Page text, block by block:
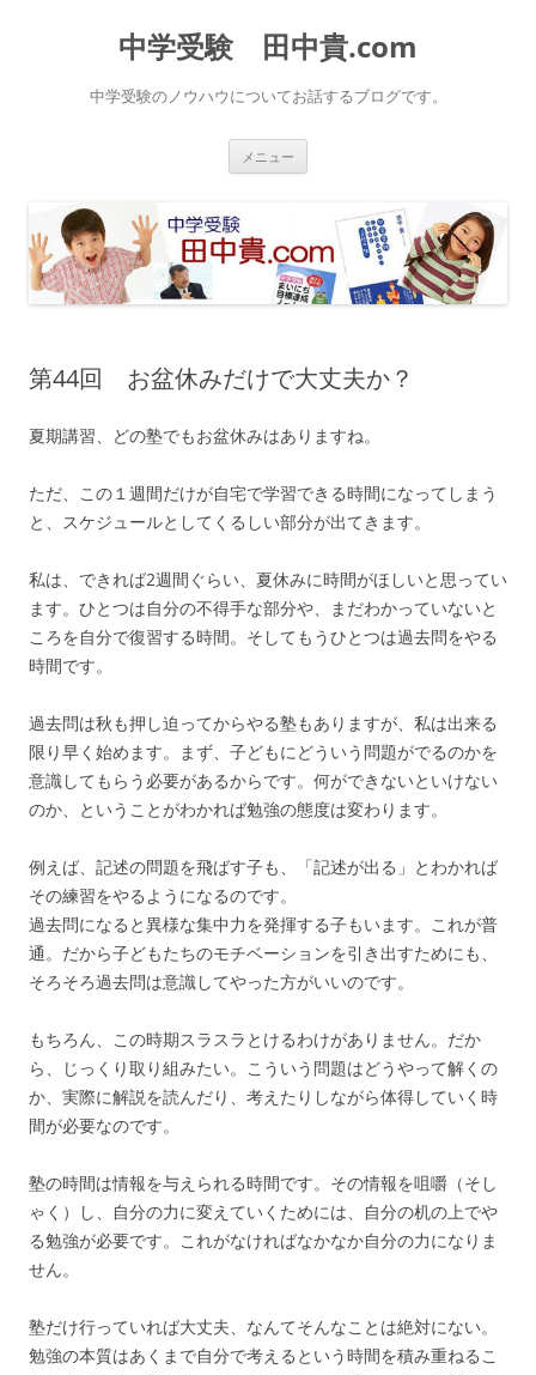
中学受験 田中貴.com
中学受験のノウハウについてお話するブログです。
メニュー
ス
キ
ッ
プ
第44回 お盆休みだけで大丈夫か？
夏期講習、どの塾でもお盆休みはありますね。
ただ、この１週間だけが自宅で学習できる時間になってしまう
と、スケジュールとしてくるしい部分が出てきます。
私は、できれば2週間ぐらい、夏休みに時間がほしいと思ってい
ます。ひとつは自分の不得手な部分や、まだわかっていないと
ころを自分で復習する時間。そしてもうひとつは過去問をやる
時間です。
過去問は秋も押し迫ってからやる塾もありますが、私は出来る
限り早く始めます。まず、子どもにどういう問題がでるのかを
意識してもらう必要があるからです。何ができないといけない
のか、ということがわかれば勉強の態度は変わります。
例えば、記述の問題を飛ばす子も、「記述が出る」とわかれば
その練習をやるようになるのです。
過去問になると異様な集中力を発揮する子もいます。これが普
通。だから子どもたちのモチベーションを引き出すためにも、
そろそろ過去問は意識してやった方がいいのです。
もちろん、この時期スラスラとけるわけがありません。だか
ら、じっくり取り組みたい。こういう問題はどうやって解くの
か、実際に解説を読んだり、考えたりしながら体得していく時
間が必要なのです。
塾の時間は情報を与えられる時間です。その情報を咀嚼（そし
ゃく）し、自分の力に変えていくためには、自分の机の上でや
る勉強が必要です。これがなければなかなか自分の力になりま
せん。
塾だけ行っていれば大丈夫、なんてそんなことは絶対にない。
勉強の本質はあくまで自分で考えるという時間を積み重ねるこ